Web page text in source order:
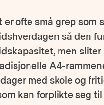
er ofte små grep som
så den
men
A4-
med skole og
kan forplikte seg